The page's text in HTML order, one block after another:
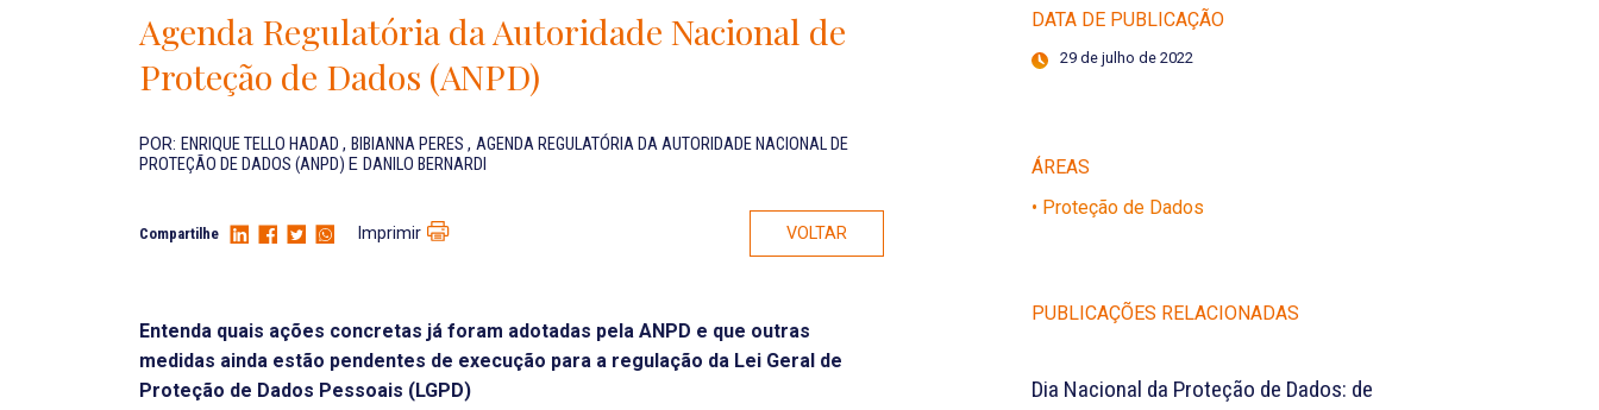
Agenda Regulatória da Autoridade Nacional de
Proteção de Dados (ANPD)
POR: ENRIQUE TELLO HADAD , BIBIANNA PERES , AGENDA REGULATÓRIA DA AUTORIDADE NACIONAL DE
PROTEÇÃO DE DADOS (ANPD) E DANILO BERNARDI
Compartilhe Imprimir VOLTAR
Entenda quais ações concretas já foram adotadas pela ANPD e que outras
medidas ainda estão pendentes de execução para a regulação da Lei Geral de
Proteção de Dados Pessoais (LGPD)
DATA DE PUBLICAÇÃO
29 de julho de 2022
ÁREAS
• Proteção de Dados
PUBLICAÇÕES RELACIONADAS
Dia Nacional da Proteção de Dados: de